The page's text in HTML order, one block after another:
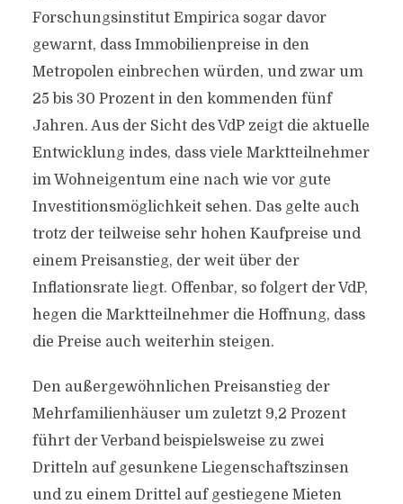
Forschungsinstitut Empirica sogar davor
gewarnt, dass Immobilienpreise in den
Metropolen einbrechen würden, und zwar um
25 bis 30 Prozent in den kommenden fünf
Jahren. Aus der Sicht des VdP zeigt die aktuelle
Entwicklung indes, dass viele Marktteilnehmer
im Wohneigentum eine nach wie vor gute
Investitionsmöglichkeit sehen. Das gelte auch
trotz der teilweise sehr hohen Kaufpreise und
einem Preisanstieg, der weit über der
Inflationsrate liegt. Offenbar, so folgert der VdP,
hegen die Marktteilnehmer die Hoffnung, dass
die Preise auch weiterhin steigen.
Den außergewöhnlichen Preisanstieg der
Mehrfamilienhäuser um zuletzt 9,2 Prozent
führt der Verband beispielsweise zu zwei
Dritteln auf gesunkene Liegenschaftszinsen
und zu einem Drittel auf gestiegene Mieten